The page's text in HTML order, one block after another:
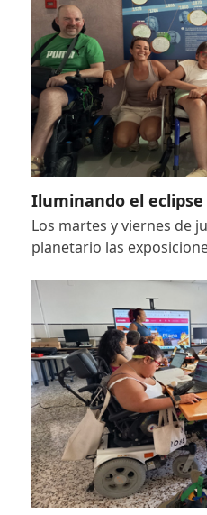
Iluminando el
Los martes y viernes de
planetario las